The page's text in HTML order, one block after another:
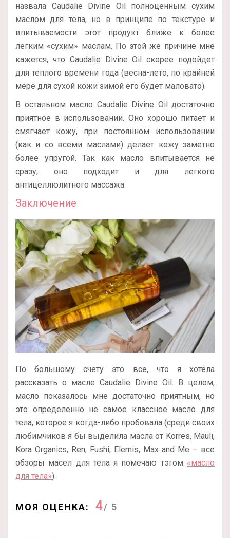
назвала Caudalie Divine Oil полноценным сухим
маслом для тела, но в принципе по текстуре и
впитываемости этот продукт ближе к более
легким «сухим» маслам. По этой же причине мне
кажется, что Caudalie Divine Oil скорее подойдет
для теплого времени года (весна-лето, по крайней
мере для сухой кожи зимой его будет маловато).
В остальном масло Caudalie Divine Oil достаточно
приятное в использовании. Оно хорошо питает и
смягчает кожу, при постоянном использовании
(как и со всеми маслами) делает кожу заметно
более упругой. Так как масло впитывается не
сразу, оно подходит и для легкого
антицеллюлитного массажа
Заключение
По большому счету это все, что я хотела
рассказать о масле Caudalie Divine Oil. В целом,
масло показалось мне достаточно приятным, но
это определенно не самое классное масло для
тела, которое я когда-либо пробовала (среди своих
любимчиков я бы выделила масла от Korres, Mauli,
Kora Organics, Ren, Fushi, Elemis, Max and Me – все
обзоры масел для тела я помечаю тэгом «масло
для тела»).
МОЯ ОЦЕНКА: 4/ 5